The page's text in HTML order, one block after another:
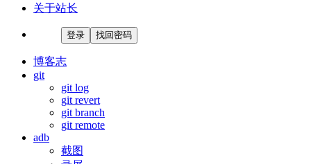
关于站长
登录 找回密码
博客志
git
git log
git revert
git branch
git remote
adb
截图